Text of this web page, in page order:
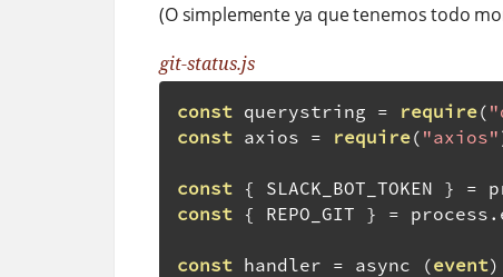
(O simplemente ya que tenemos todo
git-status.js
const querystring = require(
const axios = require( "axios"
const { SLACK_BOT_TOKEN } =
const { REPO_GIT } = process .
const handler = async (event)